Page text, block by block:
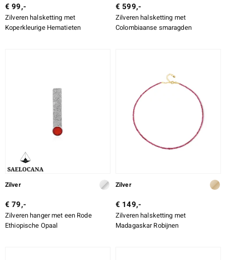
€ 99,-
Zilveren halsketting met
Koperkleurige Hematieten
€ 599,-
Zilveren halsketting met
Colombiaanse smaragden
Zilver
€ 79,-
Zilveren hanger met een Rode
Ethiopische Opaal
Zilver
€ 149,-
Zilveren halsketting met
Madagaskar Robijnen